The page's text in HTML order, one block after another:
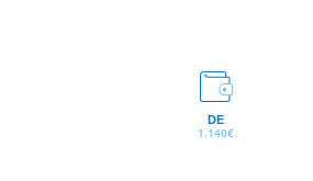
DE
1.140€